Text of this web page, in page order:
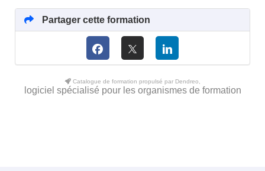
Partager cette formation
Catalogue de formation propulsé par Dendreo,
logiciel spécialisé pour les organismes de formation